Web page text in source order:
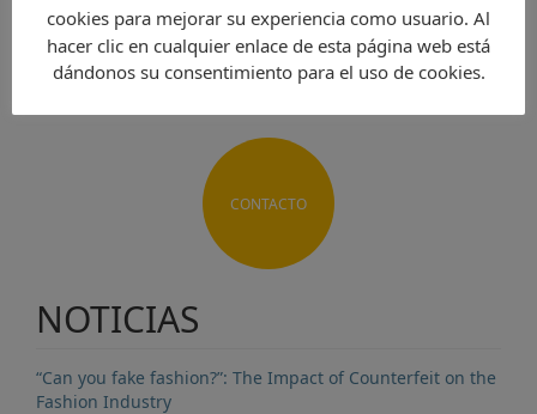
Enviar una solicitud
CONTACTO
NOTICIAS
“Can you fake fashion?”: The Impact of Counterfeit on the
Fashion Industry
cookies para mejorar su experiencia como usuario. Al
hacer clic en cualquier enlace de esta página web está
dándonos su consentimiento para el uso de cookies.